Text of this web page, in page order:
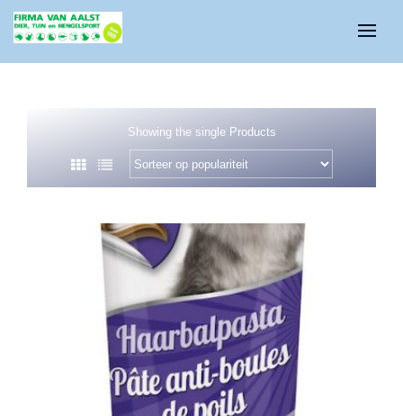
Showing the single Products